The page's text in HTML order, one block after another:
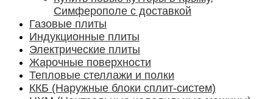
Симферополе с доставкой
Газовые плиты
Индукционные плиты
Электрические плиты
Жарочные поверхности
Тепловые стеллажи и полки
ККБ (Наружные блоки сплит-систем)